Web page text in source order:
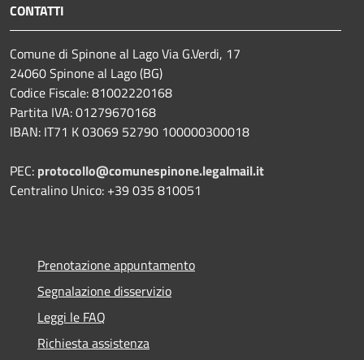
CONTATTI
Comune di Spinone al Lago Via G.Verdi, 17
24060 Spinone al Lago (BG)
Codice Fiscale: 81002220168
Partita IVA: 01279670168
IBAN: IT71 K 03069 52790 100000300018
PEC: protocollo@comunespinone.legalmail.it
Centralino Unico: +39 035 810051
Prenotazione appuntamento
Segnalazione disservizio
Leggi le FAQ
Richiesta assistenza